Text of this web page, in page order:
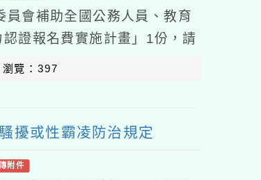
員會補助全國公務人員、教育
證報名費實施計畫」1份，請
請查照。說明：一、依據客
瀏覽：397
擾或性霸凌防治規定
附件